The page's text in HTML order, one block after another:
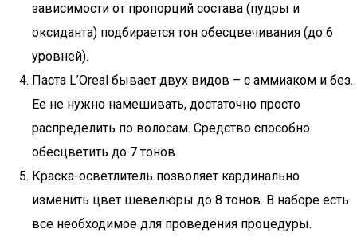
зависимости от пропорций состава (пудры и
оксиданта) подбирается тон обесцвечивания (до 6
уровней).
Паста L’Oreal бывает двух видов – с аммиаком и без.
Ее не нужно намешивать, достаточно просто
распределить по волосам. Средство способно
обесцветить до 7 тонов.
Краска-осветлитель позволяет кардинально
изменить цвет шевелюры до 8 тонов. В наборе есть
все необходимое для проведения процедуры.